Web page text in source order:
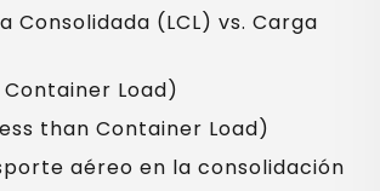
(LCL) vs. Carga
Load)
than Container Load)
aéreo en la consolidación